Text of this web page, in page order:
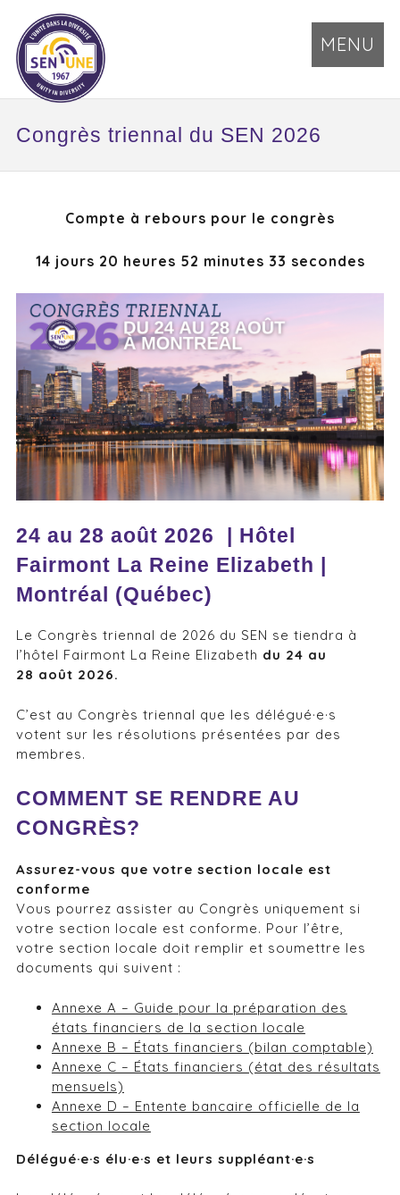
MENU
Congrès triennal du SEN 2026
Compte à rebours pour le congrès
14 jours 20 heures 52 minutes 32 secondes
24 au 28 août 2026 | Hôtel
Fairmont La Reine Elizabeth |
Montréal (Québec)
Le Congrès triennal de 2026 du SEN se tiendra à
l’hôtel Fairmont La Reine Elizabeth du 24 au
28 août 2026.
C’est au Congrès triennal que les délégué·e·s
votent sur les résolutions présentées par des
membres.
COMMENT SE RENDRE AU
CONGRÈS?
Assurez-vous que votre section locale est
conforme
Vous pourrez assister au Congrès uniquement si
votre section locale est conforme. Pour l’être,
votre section locale doit remplir et soumettre les
documents qui suivent :
Annexe A – Guide pour la préparation des
états financiers de la section locale
Annexe B – États financiers (bilan comptable)
Annexe C – États financiers (état des résultats
mensuels)
Annexe D – Entente bancaire officielle de la
section locale
Délégué·e·s élu·e·s et leurs suppléant·e·s